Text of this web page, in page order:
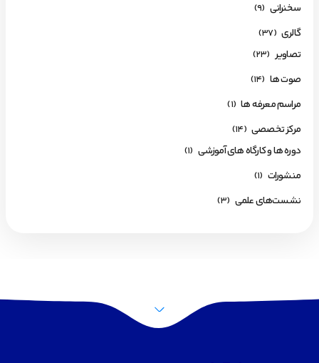
سخنرانی (9)
گالری (37)
تصاویر (23)
صوت ها (14)
مراسم معرفه ها (1)
مرکز تخصصی (14)
دوره ها و کارگاه های آموزشی (1)
منشورات (1)
نشست‌های علمی (3)